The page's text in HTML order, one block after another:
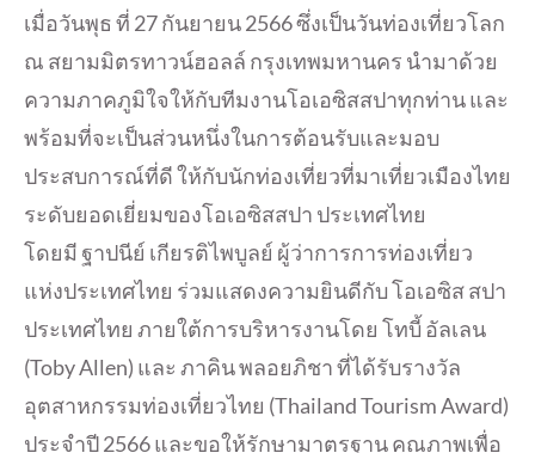
เมื่อวันพุธ ที่ 27 กันยายน 2566 ซึ่งเป็นวันท่องเที่ยวโลก
ณ สยามมิตรทาวน์ฮอลล์ กรุงเทพมหานคร นำมาด้วย
ความภาคภูมิใจให้กับทีมงานโอเอซิสสปาทุกท่าน และ
พร้อมที่จะเป็นส่วนหนึ่งในการต้อนรับและมอบ
ประสบการณ์ที่ดี ให้กับนักท่องเที่ยวที่มาเที่ยวเมืองไทย
ระดับยอดเยี่ยมของโอเอซิสสปา ประเทศไทย
โดยมี ฐาปนีย์ เกียรติไพบูลย์ ผู้ว่าการการท่องเที่ยว
แห่งประเทศไทย ร่วมแสดงความยินดีกับ โอเอซิส สปา
ประเทศไทย ภายใต้การบริหารงานโดย โทบี้ อัลเลน
(Toby Allen) และ ภาคิน พลอยภิชา ที่ได้รับรางวัล
อุตสาหกรรมท่องเที่ยวไทย (Thailand Tourism Award)
ประจำปี 2566 และขอให้รักษามาตรฐาน คุณภาพเพื่อ